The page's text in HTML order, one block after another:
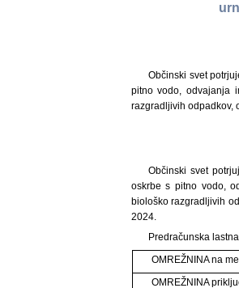
Občinski svet
pitno vodo, odvajanja
razgradljivih odpadkov,
Občinski svet
oskrbe s pitno vodo,
biološko razgradljivih
2024.
Predračunska
OMREŽNINA na
OMREŽNINA